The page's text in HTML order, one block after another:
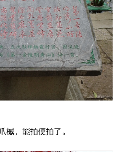
槭，能拍便拍了。